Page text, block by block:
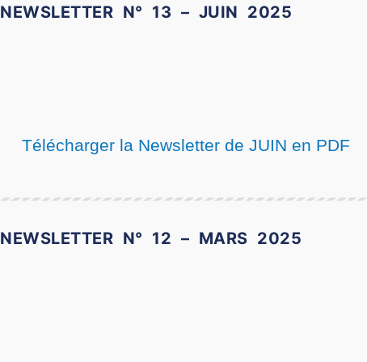
NEWSLETTER N° 13 – JUIN 2025
Télécharger la Newsletter de JUIN en PDF
NEWSLETTER N° 12 – MARS 2025